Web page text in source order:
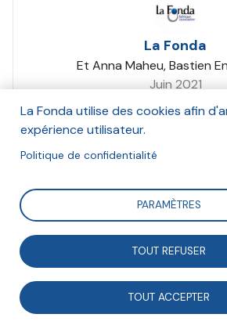
La Fonda
Et Anna Maheu, Bastien
Juin 2021
Pour répondre aux défis
économiques des ODD , les joueurs
réunies pour une séance
en un peu plus d’une heure
coopération, un foisonnement
ensemble ».
La Fonda utilise des cookies afin
expérience utilisateur.
Politique de confidentialité
PARAMÈTRES
TOUT REFUSER
TOUT ACCEPTER